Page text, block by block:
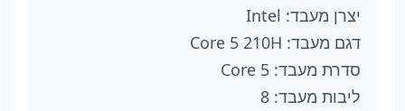
יצרן מעבד: Intel
דגם מעבד: Core 5 210H
סדרת מעבד: Core 5
ליבות מעבד: 8